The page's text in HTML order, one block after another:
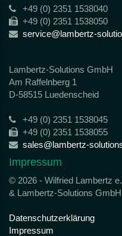
+49 (0) 2351 1538040
+49 (0) 2351 1538050
service@lambertz-
Lambertz-Solutions GmbH
Am Raffelnberg 1
D-58515 Luedenscheid
+49 (0) 2351 1538045
+49 (0) 2351 1538055
sales@lambertz-
Impressum
© 2026 - Wilfried Lambertz
& Lambertz-Solutions GmbH
Datenschutzerklärung
Impressum